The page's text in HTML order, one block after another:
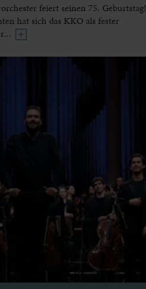
feiert seinen 75. Geburtstag!
hat sich das KKO als fester